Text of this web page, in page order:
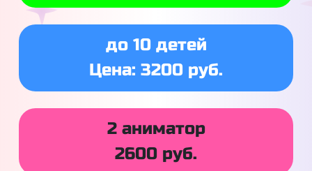
до 10 детей
Цена: 3200 руб.
2 аниматор
2600 руб.